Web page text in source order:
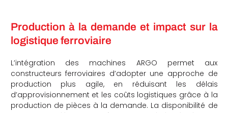
Production à la demande et impact sur la
logistique ferroviaire
L’intégration des machines ARGO permet aux
constructeurs ferroviaires d’adopter une approche de
production plus agile, en réduisant les délais
d’approvisionnement et les coûts logistiques grâce à la
production de pièces à la demande. La disponibilité de